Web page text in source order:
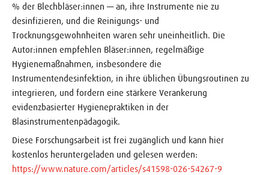
% der Blechbläser:innen — an, ihre Instrumente nie zu
desinfizieren, und die Reinigungs- und
Trocknungsgewohnheiten waren sehr uneinheitlich. Die
Autor:innen empfehlen Bläser:innen, regelmäßige
Hygienemaßnahmen, insbesondere die
Instrumentendesinfektion, in ihre üblichen Übungsroutinen zu
integrieren, und fordern eine stärkere Verankerung
evidenzbasierter Hygienepraktiken in der
Blasinstrumentenpädagogik.
Diese Forschungsarbeit ist frei zugänglich und kann hier
kostenlos heruntergeladen und gelesen werden:
https://www.nature.com/articles/s41598-026-54267-9